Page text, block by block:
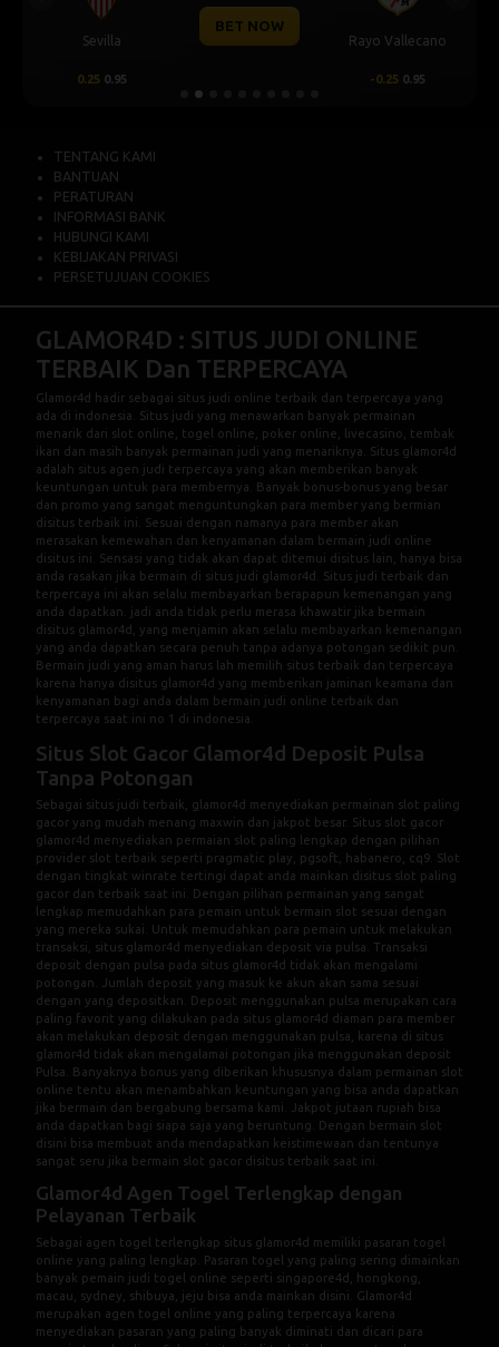
Sevilla
BET NOW
Rayo Vallecano
0.25 0.95 -0.25 0.95
TENTANG KAMI
BANTUAN
PERATURAN
INFORMASI BANK
HUBUNGI KAMI
KEBIJAKAN PRIVASI
PERSETUJUAN COOKIES
GLAMOR4D : SITUS JUDI ONLINE
TERBAIK Dan TERPERCAYA
Glamor4d
hadir sebagai situs judi online terbaik dan terpercaya yang
ada di indonesia. Situs judi yang menawarkan banyak permainan
menarik dari slot online, togel online, poker online, livecasino, tembak
ikan dan masih banyak permainan judi yang menariknya. Situs glamor4d
adalah situs agen judi terpercaya yang akan memberikan banyak
keuntungan untuk para membernya. Banyak bonus-bonus yang besar
dan promo yang sangat menguntungkan para member yang bermian
disitus terbaik ini. Sesuai dengan namanya para member akan
merasakan kemewahan dan kenyamanan dalam bermain judi online
disitus ini. Sensasi yang tidak akan dapat ditemui disitus lain, hanya bisa
anda rasakan jika bermain di situs judi glamor4d. Situs judi terbaik dan
terpercaya ini akan selalu membayarkan berapapun kemenangan yang
anda dapatkan. jadi anda tidak perlu merasa khawatir jika bermain
disitus glamor4d, yang menjamin akan selalu membayarkan kemenangan
yang anda dapatkan secara penuh tanpa adanya potongan sedikit pun.
Bermain judi yang aman harus lah memilih situs terbaik dan terpercaya
karena hanya disitus glamor4d yang memberikan jaminan keamana dan
kenyamanan bagi anda dalam bermain judi online terbaik dan
terpercaya saat ini no 1 di indonesia.
Situs Slot Gacor Glamor4d Deposit Pulsa
Tanpa Potongan
Sebagai situs judi terbaik, glamor4d menyediakan permainan slot paling
gacor yang mudah menang maxwin dan jakpot besar. Situs slot gacor
glamor4d menyediakan permaian slot paling lengkap dengan pilihan
provider slot terbaik seperti pragmatic play, pgsoft, habanero, cq9. Slot
dengan tingkat winrate tertingi dapat anda mainkan disitus slot paling
gacor dan terbaik saat ini. Dengan pilihan permainan yang sangat
lengkap memudahkan para pemain untuk bermain slot sesuai dengan
yang mereka sukai. Untuk memudahkan para pemain untuk melakukan
transaksi, situs glamor4d menyediakan deposit via pulsa. Transaksi
deposit dengan pulsa pada situs glamor4d tidak akan mengalami
potongan. Jumlah deposit yang masuk ke akun akan sama sesuai
dengan yang depositkan. Deposit menggunakan pulsa merupakan cara
paling favorit yang dilakukan pada situs glamor4d diaman para member
akan melakukan deposit dengan menggunakan pulsa, karena di situs
glamor4d tidak akan mengalamai potongan jika menggunakan deposit
Pulsa. Banyaknya bonus yang diberikan khususnya dalam permainan slot
online tentu akan menambahkan keuntungan yang bisa anda dapatkan
jika bermain dan bergabung bersama kami. Jakpot jutaan rupiah bisa
anda dapatkan bagi siapa saja yang beruntung. Dengan bermain slot
disini bisa membuat anda mendapatkan keistimewaan dan tentunya
sangat seru jika bermain slot gacor disitus terbaik saat ini.
Glamor4d Agen Togel Terlengkap dengan
Pelayanan Terbaik
Sebagai agen togel terlengkap situs glamor4d memiliki pasaran togel
online yang paling lengkap. Pasaran togel yang paling sering dimainkan
banyak pemain judi togel online seperti singapore4d, hongkong,
macau, sydney, shibuya, jeju bisa anda mainkan disini. Glamor4d
merupakan agen togel online yang paling terpercaya karena
menyediakan pasaran yang paling banyak diminati dan dicari para